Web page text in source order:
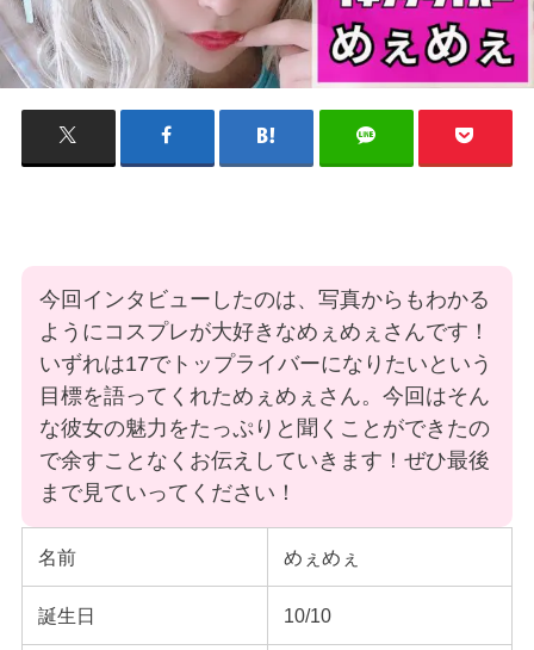
今回インタビューしたのは、写真からもわかる
ようにコスプレが大好きなめぇめぇさんです！
いずれは17でトップライバーになりたいという
目標を語ってくれためぇめぇさん。今回はそん
な彼女の魅力をたっぷりと聞くことができたの
で余すことなくお伝えしていきます！ぜひ最後
まで見ていってください！
名前 めぇめぇ
誕生日 10/10